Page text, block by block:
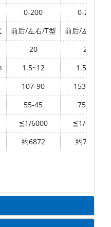
0-200
0-200
前后/左右/T型
前后/左右/T型
20
20
1.5~12
1.5~12
107-90
153-115
55-45
75-55
≦1/6000
≦1/6000
约6872 约7100